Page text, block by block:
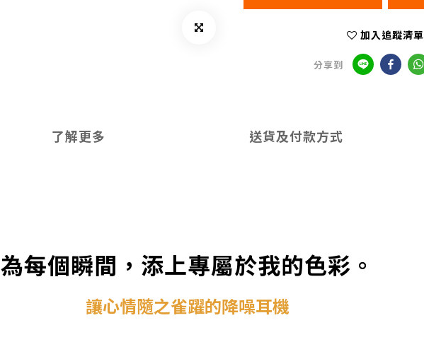
加入追蹤清單
分享到
了解更多 送貨及付款方式
為每個瞬間，添上專屬於我的色彩。
讓心情隨之雀躍的降噪耳機